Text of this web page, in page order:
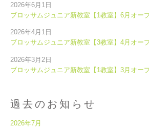
ブロッサムジュニア新教室【1教室】6月オー
2026年6月1日
ブロッサムジュニア新教室【3教室】4月オー
2026年4月1日
ブロッサムジュニア新教室【1教室】3月オー
2026年3月2日
過去のお知らせ
2026年7月